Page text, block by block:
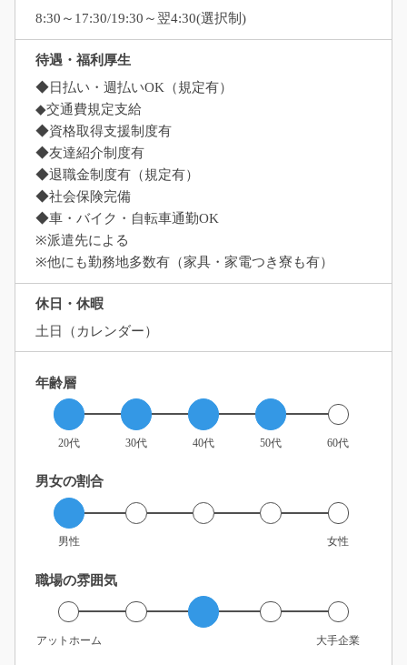
8:30～17:30/19:30～翌4:30(選択制)
待遇・福利厚生
◆日払い・週払いOK（規定有）
◆交通費規定支給
◆資格取得支援制度有
◆友達紹介制度有
◆退職金制度有（規定有）
◆社会保険完備
◆車・バイク・自転車通勤OK
※派遣先による
※他にも勤務地多数有（家具・家電つき寮も有）
休日・休暇
土日（カレンダー）
年齢層
20代 30代 40代 50代 60代
男女の割合
男性 女性
職場の雰囲気
アットホーム 大手企業